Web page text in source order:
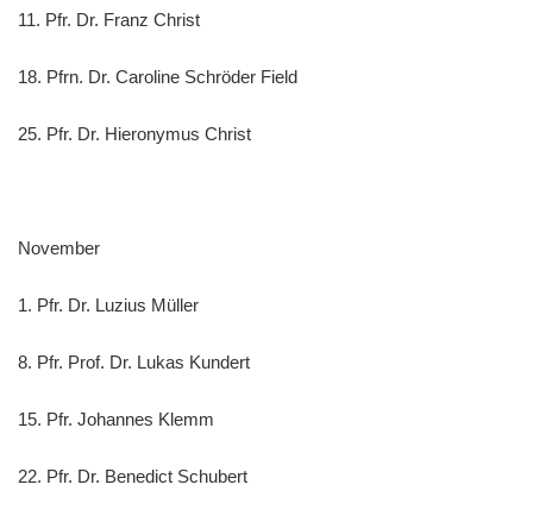
11. Pfr. Dr. Franz Christ
18. Pfrn. Dr. Caroline Schröder Field
25. Pfr. Dr. Hieronymus Christ
November
1. Pfr. Dr. Luzius Müller
8. Pfr. Prof. Dr. Lukas Kundert
15. Pfr. Johannes Klemm
22. Pfr. Dr. Benedict Schubert